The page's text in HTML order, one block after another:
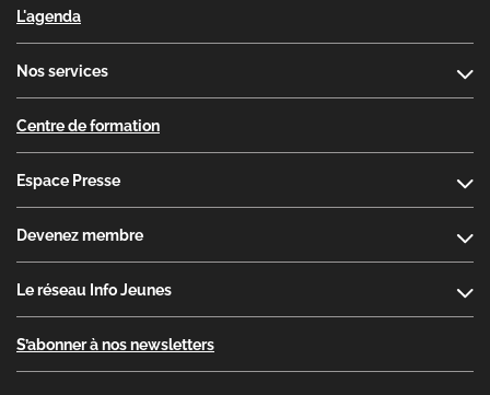
L'agenda
Nos services
Centre de formation
Espace Presse
Devenez membre
Le réseau Info Jeunes
S’abonner à nos newsletters